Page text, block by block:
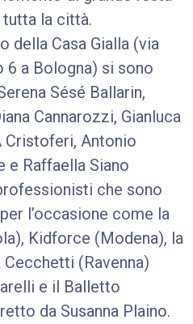
la città.
della Casa Gialla (via
6 a Bologna) si sono
Sésé Ballarin,
Cannarozzi, Gianluca
Cristoferi, Antonio
e Raffaella Siano
che sono
l’occasione come la
Kidforce (Modena), la
Cecchetti (Ravenna)
e il Balletto
da Susanna Plaino.